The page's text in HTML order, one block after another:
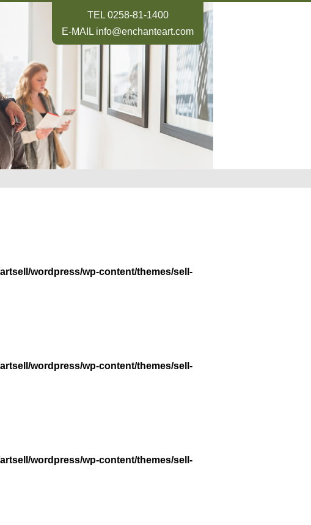
TEL 0258-81-1400
E-MAIL info@enchanteart.com
wordpress/wp-content/themes/sell-
wordpress/wp-content/themes/sell-
wordpress/wp-content/themes/sell-